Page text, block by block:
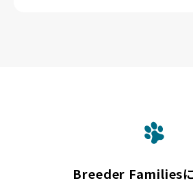
Breeder Families